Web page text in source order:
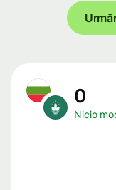
0
Nicio